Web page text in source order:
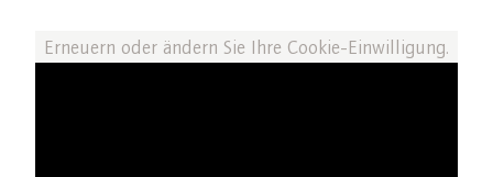
Erneuern oder ändern Sie Ihre Cookie-Einwilligung.